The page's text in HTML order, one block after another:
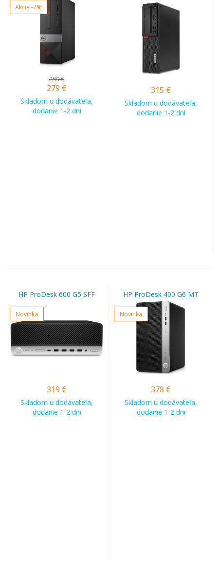
Akcia -7%
299 €
279 €
Skladom u dodávateľa,
dodanie 1-2 dni
315 €
Skladom u dodávateľa,
dodanie 1-2 dni
HP ProDesk 600 G5 SFF
Novinka
319 €
Skladom u dodávateľa,
dodanie 1-2 dni
HP ProDesk 400 G6 MT
Novinka
378 €
Skladom u dodávateľa,
dodanie 1-2 dni